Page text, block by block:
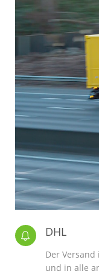
DHL
Der
und in alle